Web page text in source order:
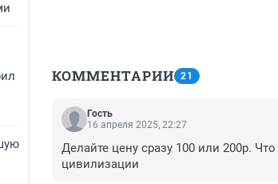
КОММЕНТАРИИ 21
Гость
16 апреля 2025, 22:27
Делайте цену сразу 100 или 200р.
цивилизации